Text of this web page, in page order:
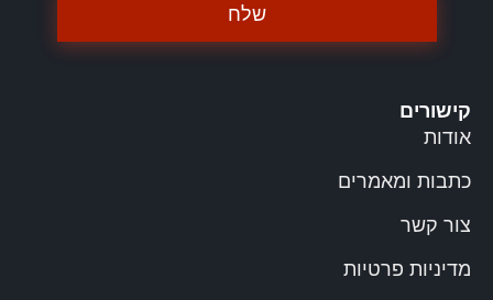
שלח
קישורים
אודות
כתבות ומאמרים
צור קשר
מדיניות פרטיות